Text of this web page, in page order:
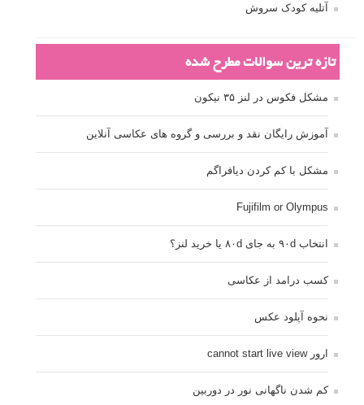
آتلیه کودک سروش
تازه ترین سوالات مطرح شده
مشکل فکوس در لنز ۳۵ نیکون
آموزش رایگان نقد و بررسی و گروه های عکاسی آنلاین
مشکل با کم کردن دیافراگم
Fujifilm or Olympus
انتخاب ۹۰d به جای ۸۰d یا خرید لنز؟
کسب درامد از عکاسی
نحوه آپلود عکس
ارور cannot start live view
کم شدن ناگهانی نور در دوربین